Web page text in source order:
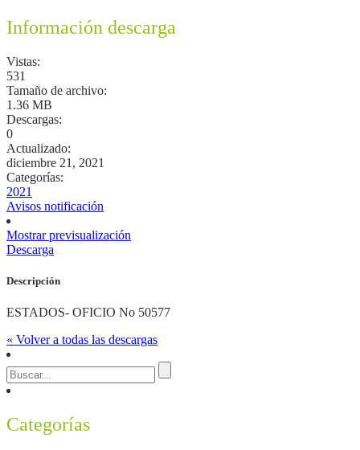
Información descarga
Vistas:
531
Tamaño de archivo:
1.36 MB
Descargas:
0
Actualizado:
diciembre 21, 2021
Categorías:
2021
Avisos notificación
Mostrar previsualización
Descarga
Descripción
ESTADOS- OFICIO No 50577
« Volver a todas las descargas
Categorías